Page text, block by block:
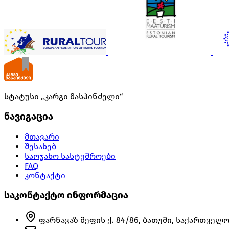
სტატუსი „კარგი მასპინძელი“
ნავიგაცია
მთავარი
შესახებ
საოჯახო სასტუმროები
FAQ
კონტაქტი
საკონტაქტო ინფორმაცია
ფარნავაზ მეფის ქ. 84/86, ბათუმი, საქართველო